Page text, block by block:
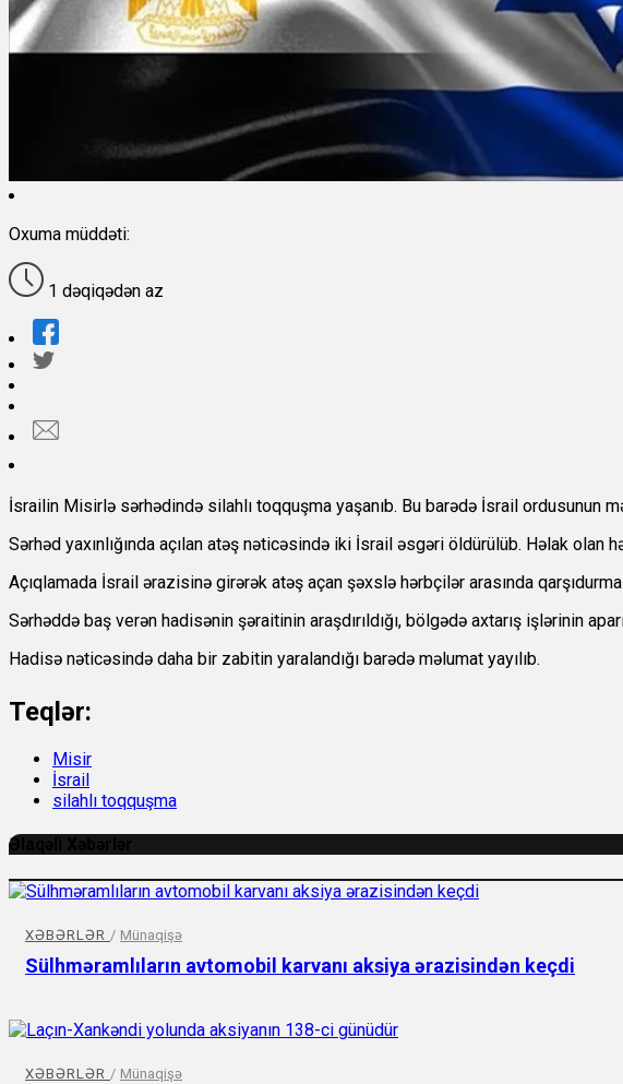
Oxuma müddəti:
1 dəqiqədən az
İsrailin Misirlə sərhədində silahlı toqquşma yaşanıb. Bu barədə İsrail ordusunun
Sərhəd yaxınlığında açılan atəş nəticəsində iki İsrail əsgəri öldürülüb. Həlak olan
Açıqlamada İsrail ərazisinə girərək atəş açan şəxslə hərbçilər arasında
Sərhəddə baş verən hadisənin şəraitinin araşdırıldığı, bölgədə axtarış işlərinin
Hadisə nəticəsində daha bir zabitin yaralandığı barədə məlumat yayılıb.
Teqlər:
Misir
İsrail
silahlı toqquşma
Əlaqəli Xəbərlər
XƏBƏRLƏR / Münaqişə
Sülhməramlıların avtomobil karvanı aksiya ərazisindən keçdi
XƏBƏRLƏR / Münaqişə